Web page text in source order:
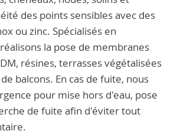
des points sensibles avec des
ou zinc. Spécialisés en
la pose de membranes
résines, terrasses végétalisées
balcons. En cas de fuite, nous
pour mise hors d'eau, pose
de fuite afin d'éviter tout